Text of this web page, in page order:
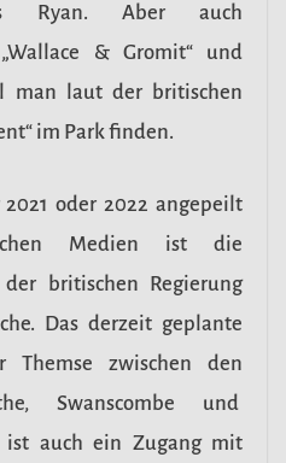
Ryan. Aber auch
& Gromit“ und
man laut der britischen
im Park finden.
oder 2022 angepeilt
Medien ist die
britischen Regierung
Das derzeit geplante
zwischen den
Swanscombe und
ist auch ein Zugang mit